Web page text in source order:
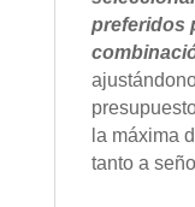
preferidos
la máxima
tanto a